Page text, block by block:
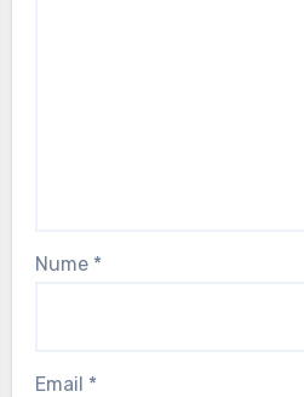
Nume *
Email *